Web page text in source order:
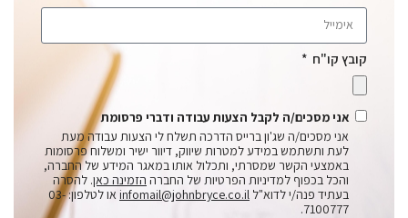
קובץ קו"ח
אני מסכים/ה לקבל הצעות עבודה ודברי פרסומת
אני מסכים/ה שג'ון ברייס הדרכה תשלח לי הצעות עבודה מעת
לעת ותשתמש במידע למטרות שיווק, דיוור ישיר ומשלוח פרסומות
באמצעי הקשר שמסרתי, ותכלול אותו במאגר המידע של החברה,
והכל בכפוף למדיניות הפרטיות של החברה הזמינה כאן. להסרה
בעתיד פנה/י לדוא"ל infomail@johnbryce.co.il
או לטלפון: 03-
7100777.